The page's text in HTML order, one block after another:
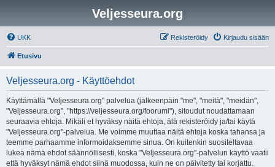
Veljesseura.org
UKK Kirjaudu sisään
Rekisteröidy
Etusivu
Veljesseura.org - Käyttöehdot
Käyttämällä "Veljesseura.org" palvelua (jälkeenpäin "me", "meitä", "meidän",
"Veljesseura.org", "https://veljesseura.org/foorumi"), sitoudut noudattamaan
seuraavia ehtoja. Mikäli et hyväksy näitä ehtoja, älä rekisteröidy ja/tai käytä
"Veljesseura.org"-palvelua. Me voimme muuttaa näitä ehtoja koska tahansa ja
teemme parhaamme informoidaksemme sinua. On kuitenkin suositeltavaa
lukea nämä ehdot säännöllisesti, koska "Veljesseura.org"-palvelun käyttö vaatii
että hyväksyt nämä ehdot siinä muodossa, kuin ne on päivitetty tai korjattu.